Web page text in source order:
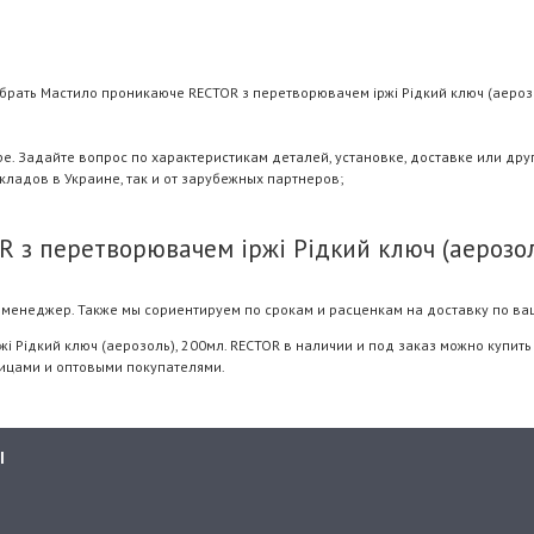
Мастило проникаюче RECTOR з перетворювачем іржі Рідкий ключ
вопрос по характеристикам деталей, установке, доставке или
в Украине, так и от зарубежных партнеров;
перетворювачем іржі Рідкий ключ
Также мы сориентируем по срокам и расценкам на доставку по
Рідкий ключ (аерозоль), 200мл. RECTOR в наличии и под заказ можно
и оптовыми покупателями.